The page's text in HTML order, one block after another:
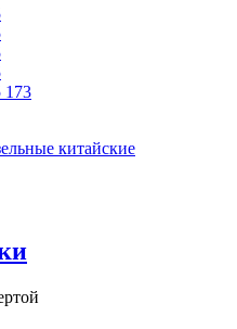
173
китайские